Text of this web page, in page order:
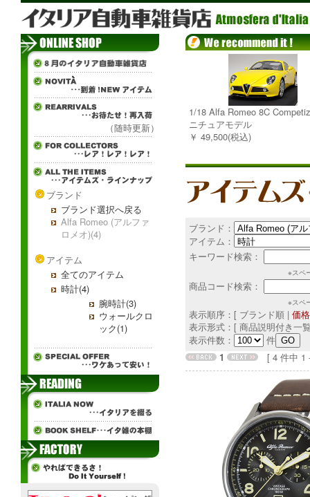
（随時更新）
ブランド
ブランド選択へ戻る
Alfa Romeo (アルファ
ロメオ)(4)
アイテム
全てのアイテム
時計(4)
腕時計(3)
ウォールクロ
ック(1)
1/18 Alfa Romeo 8C
ニチュアモデル
￥ 49,500(税込)
ブランド：
アイテム：
キーワード検索：
※スペ
商品コード検索：
※スペ
表示順序：[ ブランド順 | 価
表示形式：[ 商品説明付き一
表示件数：
件
1
[ 4 件中 1